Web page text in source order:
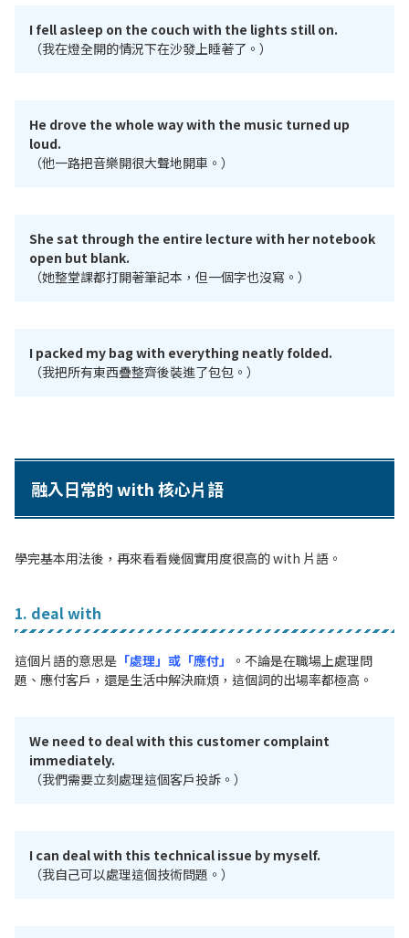
I fell asleep on the couch with the lights still on.
（我在燈全開的情況下在沙發上睡著了。）
He drove the whole way with the music turned up
loud.
（他一路把音樂開很大聲地開車。）
She sat through the entire lecture with her notebook
open but blank.
（她整堂課都打開著筆記本，但一個字也沒寫。）
I packed my bag with everything neatly folded.
（我把所有東西疊整齊後裝進了包包。）
融入日常的 with 核心片語
學完基本用法後，再來看看幾個實用度很高的 with 片語。
1. deal with
這個片語的意思是 「處理」或「應付」
。不論是在職場上處理問
題、應付客戶，還是生活中解決麻煩，這個詞的出場率都極高。
We need to deal with this customer complaint
immediately.
（我們需要立刻處理這個客戶投訴。）
I can deal with this technical issue by myself.
（我自己可以處理這個技術問題。）